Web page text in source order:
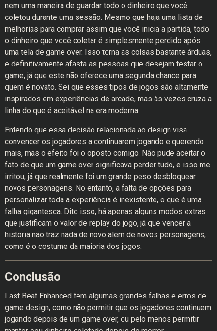
nem uma maneira de guardar todo o dinheiro que você
coletou durante uma sessão. Mesmo que haja uma lista de
melhorias para comprar assim que você inicia a partida, todo
o dinheiro que você coletar é simplesmente perdido após
uma tela de game over. Isso torna as coisas bastante árduas,
e definitivamente afasta as pessoas que desejam testar o
game, já que este não oferece uma segunda chance para
quem é novato. Sei que esses tipos de jogos são altamente
inspirados em experiências de arcade, mas às vezes cruza a
linha do que é aceitável na era moderna.
Entendo que essa decisão relacionada ao design visa
convencer os jogadores a continuarem jogando e querendo
mais, mas o efeito foi o oposto comigo. Não pude aceitar o
fato de que um game over significava perder tudo, e isso me
irritou, já que realmente foi um grande peso desbloquear
novos personagens. No entanto, a falta de opções para
personalizar toda a experiência é inexistente, o que é uma
falha gigantesca. Dito isso, há apenas alguns modos extras
que justificam o valor de replay do jogo, já que vencer a
história não traz nada de novo além de novos personagens,
como é o costume da maioria dos jogos.
Conclusão
Last Beat Enhanced tem algumas grandes falhas e erros de
game design, como não permitir que os jogadores continuem
jogando depois de um game over, ou pelo menos permitir